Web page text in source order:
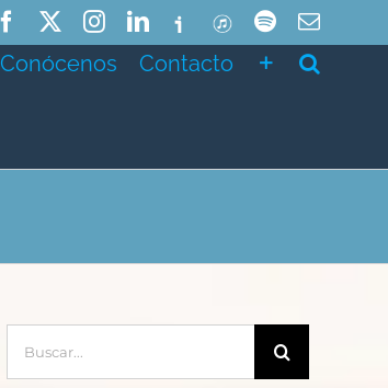
FacebookInstagramLinkedIn
IvooxITunesSpotifyCorreo
Conócenos Contacto